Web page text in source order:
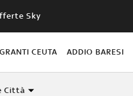
Sky
CEUTA ADDIO BARESI
Città